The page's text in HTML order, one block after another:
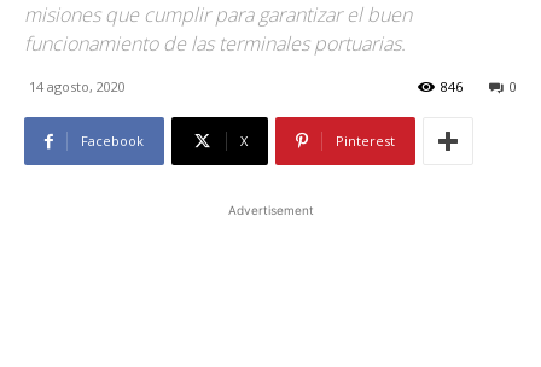
misiones que cumplir para garantizar el buen
funcionamiento de las terminales portuarias.
14 agosto, 2020 0
846
Facebook X Pinterest
Advertisement